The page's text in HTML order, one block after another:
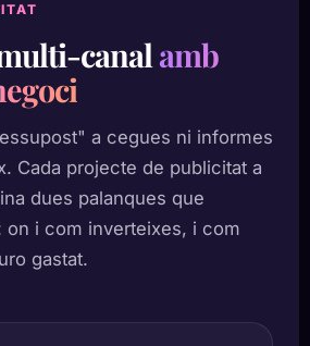
canalamb
a cegues ni informes
Cada projecte de publicitat a
dues palanques que
on i com inverteixes, i com
gastat.